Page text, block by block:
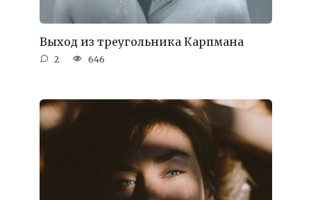
Выход из треугольника Карпмана
2 646